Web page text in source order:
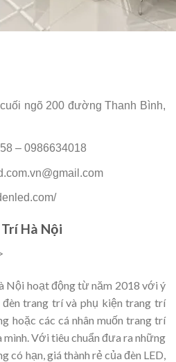
ngõ 200 đường Thanh Bình,
– 0986634018
Hà Nội
Nội hoạt động từ năm 2018 với ý
trang trí và phụ kiện trang trí
hoặc các cá nhân muốn trang trí
mình. Với tiêu chuẩn đưa ra những
có hạn, giá thành rẻ của đèn LED,